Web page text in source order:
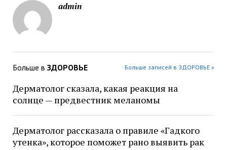
admin
Больше в ЗДОРОВЬЕ Больше записей в ЗДОРОВЬЕ »
Дерматолог сказала, какая реакция на
солнце — предвестник меланомы
Дерматолог рассказала о правиле «Гадкого
утенка», которое поможет рано выявить рак